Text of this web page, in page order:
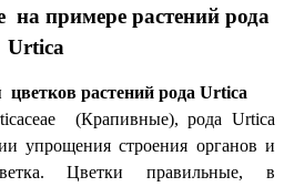
на примере растений рода
Urtica
цветков растений рода Urtica
(Крапивные), рода Urtica
упрощения строения органов и
Цветки правильные, в